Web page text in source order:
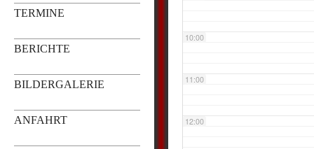
TERMINE
BERICHTE
BILDERGALERIE
ANFAHRT
10:00
11:00
12:00